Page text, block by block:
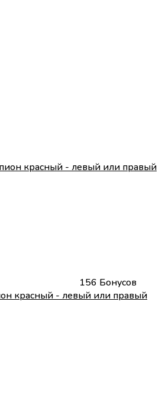
156 Бонусов
красный - левый или правый